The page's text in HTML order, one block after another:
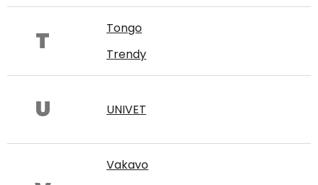
T
Tongo
Trendy
U UNIVET
Vakavo